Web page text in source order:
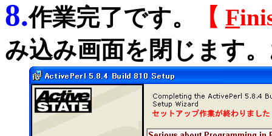
8.作業完了です。 【 F
み込み画面を閉じます